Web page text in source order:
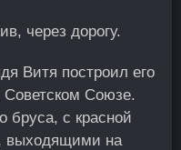
через дорогу.
Витя построил его
Советском Союзе.
бруса, с красной
выходящими на